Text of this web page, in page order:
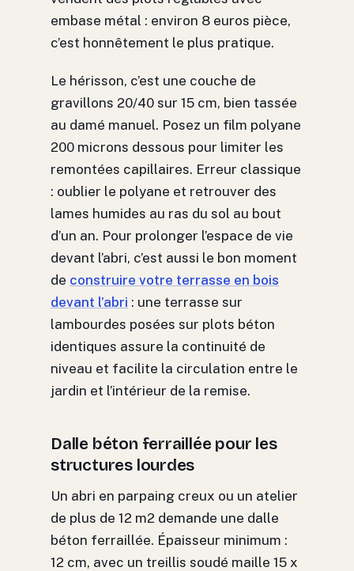
embase métal : environ 8 euros pièce,
c’est honnêtement le plus pratique.
Le hérisson, c’est une couche de
gravillons 20/40 sur 15 cm, bien tassée
au damé manuel. Posez un film polyane
200 microns dessous pour limiter les
remontées capillaires. Erreur classique
: oublier le polyane et retrouver des
lames humides au ras du sol au bout
d’un an. Pour prolonger l’espace de vie
devant l’abri, c’est aussi le bon moment
de construire votre terrasse en bois
devant l’abri : une terrasse sur
lambourdes posées sur plots béton
identiques assure la continuité de
niveau et facilite la circulation entre le
jardin et l’intérieur de la remise.
Dalle béton ferraillée pour les
structures lourdes
Un abri en parpaing creux ou un atelier
de plus de 12 m2 demande une dalle
béton ferraillée. Épaisseur minimum :
12 cm, avec un treillis soudé maille 15 x